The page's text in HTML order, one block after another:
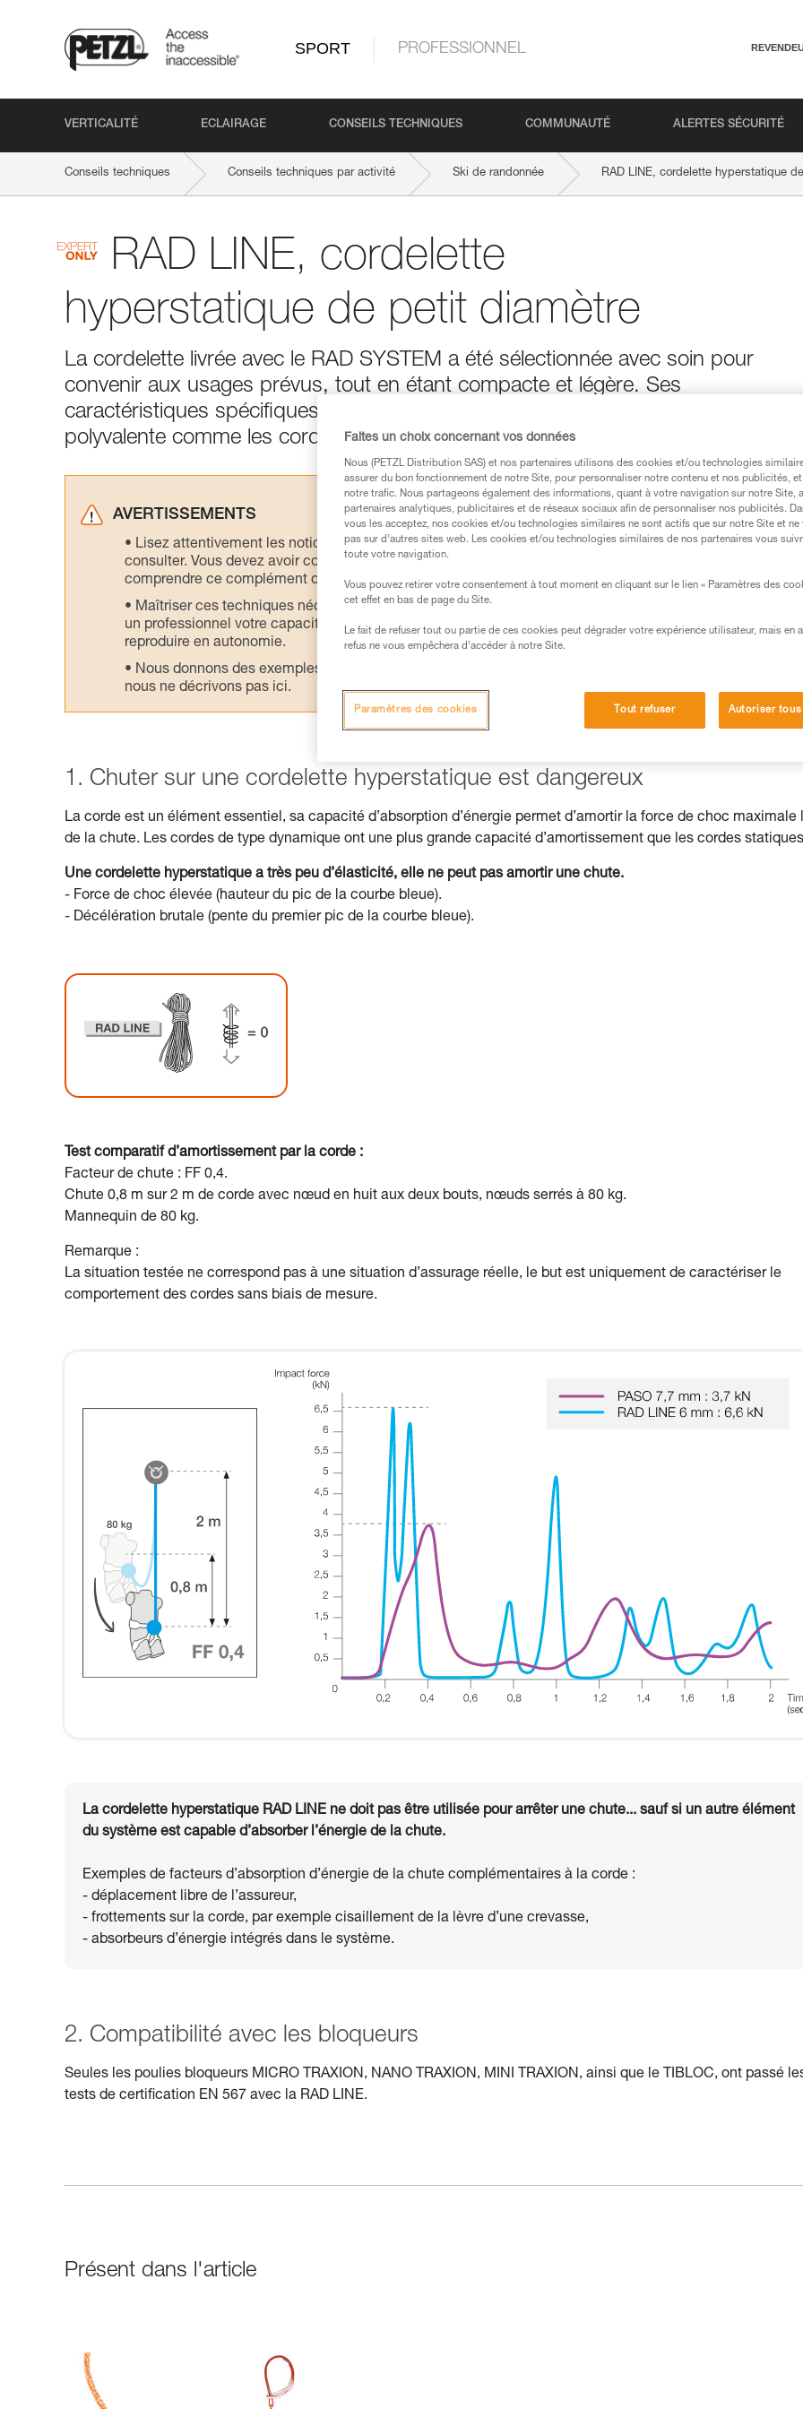
SPORT PROFESSIONNEL
VERTICALITÉ ECLAIRAGE CONSEILS TECHNIQUES COMMUNAUTÉ ALERTES SÉCURITÉ
Conseils techniques Conseils techniques par activité Ski de randonnée RAD LINE, cordelette hyperstatique
RAD LINE, cordelette
hyperstatique de petit diamètre
La cordelette livrée avec le RAD SYSTEM a été sélectionnée avec soin pour
convenir aux usages prévus, tout en étant compacte et légère. Ses
caractéristiques spécifiques imposent des restrictions d’usage, elle n’est pas
polyvalente comme les cordes d’alpinisme habituelles.
AVERTISSEMENTS
Lisez attentivement les notices techniques des produits utilisés dans ce conseil avant de le
consulter. Vous devez avoir compris les informations de la notice technique pour pouvoir
comprendre ce complément d’informations.
Maîtriser ces techniques nécessite une formation et un entraînement spécifique. Validez avec
un professionnel votre capacité à refaire la manipulation, seul, en toute sécurité, avant de la
reproduire en autonomie.
Nous donnons des exemples de techniques liées à votre activité. Il peut en exister d’autres que
nous ne décrivons pas ici.
1. Chuter sur une cordelette hyperstatique est dangereux
La corde est un élément essentiel, sa capacité d’absorption d’énergie permet d’amortir la force de choc maximale
de la chute. Les cordes de type dynamique ont une plus grande capacité d’amortissement que les cordes
Une cordelette hyperstatique a très peu d’élasticité, elle ne peut pas amortir une chute.
- Force de choc élevée (hauteur du pic de la courbe bleue).
- Décélération brutale (pente du premier pic de la courbe bleue).
Test comparatif d’amortissement par la corde :
Facteur de chute : FF 0,4.
Chute 0,8 m sur 2 m de corde avec nœud en huit aux deux bouts, nœuds serrés à 80 kg.
Mannequin de 80 kg.
Remarque :
La situation testée ne correspond pas à une situation d’assurage réelle, le but est uniquement de caractériser le
comportement des cordes sans biais de mesure.
La cordelette hyperstatique RAD LINE ne doit pas être utilisée pour arrêter une chute... sauf si un autre élément
du système est capable d’absorber l’énergie de la chute.
Exemples de facteurs d’absorption d’énergie de la chute complémentaires à la corde :
- déplacement libre de l’assureur,
- frottements sur la corde, par exemple cisaillement de la lèvre d’une crevasse,
- absorbeurs d’énergie intégrés dans le système.
2. Compatibilité avec les bloqueurs
Seules les poulies bloqueurs MICRO TRAXION, NANO TRAXION, MINI TRAXION, ainsi que le TIBLOC, ont passé
tests de certification EN 567 avec la RAD LINE.
Présent dans l'article
Faites un choix concernant vos données
Nous (PETZL Distribution SAS) et nos partenaires utilisons des cookies et/ou technologies
assurer du bon fonctionnement de notre Site, pour personnaliser notre contenu et nos publicités,
notre trafic. Nous partageons également des informations, quant à votre navigation sur notre Site,
partenaires analytiques, publicitaires et de réseaux sociaux afin de personnaliser nos publicités.
vous les acceptez, nos cookies et/ou technologies similaires ne sont actifs que sur notre Site et ne
pas sur d’autres sites web. Les cookies et/ou technologies similaires de nos partenaires vous
toute votre navigation.
Vous pouvez retirer votre consentement à tout moment en cliquant sur le lien « Paramètres des
cet effet en bas de page du Site.
Le fait de refuser tout ou partie de ces cookies peut dégrader votre expérience utilisateur, mais en
refus ne vous empêchera d’accéder à notre Site.
Tout refuser Autoriser
Paramètres des cookies